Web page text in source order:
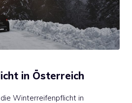
in Österreich
Winterreifenpflicht in